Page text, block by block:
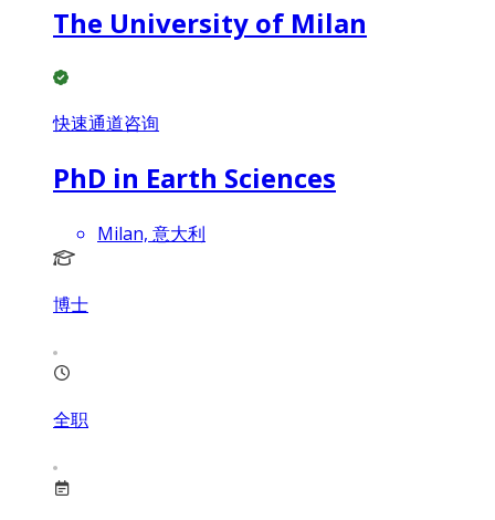
The University of Milan
快速通道咨询
PhD in Earth Sciences
Milan, 意大利
博士
全职